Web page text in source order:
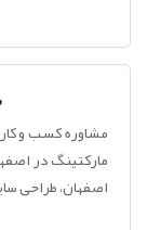
مشاوره کسب و
مارکتینگ در
اصفهان، طراحی